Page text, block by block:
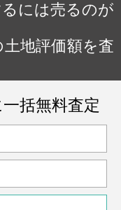
には売るのが
地評価額を査
一括無料査定